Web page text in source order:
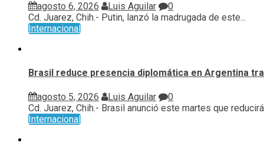
agosto 6, 2026 Luis Aguilar
0
Cd. Juarez, Chih.- Putin, lanzó la madrugada de este...
Internacional
Brasil reduce presencia diplomática en Argentina
agosto 5, 2026 Luis Aguilar
0
Cd. Juarez, Chih.- Brasil anunció este martes que
Internacional